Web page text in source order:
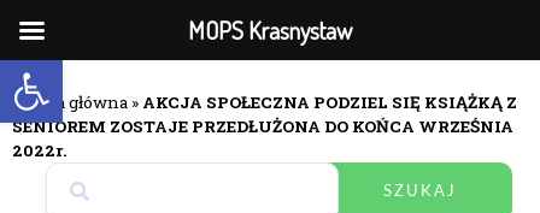
Open toolbar
Strona główna » AKCJA SPOŁECZNA PODZIEL SIĘ KSIĄŻKĄ Z
SENIOREM ZOSTAJE PRZEDŁUŻONA DO KOŃCA WRZEŚNIA
2022r.
SZUKAJ
MOPS Krasnystaw